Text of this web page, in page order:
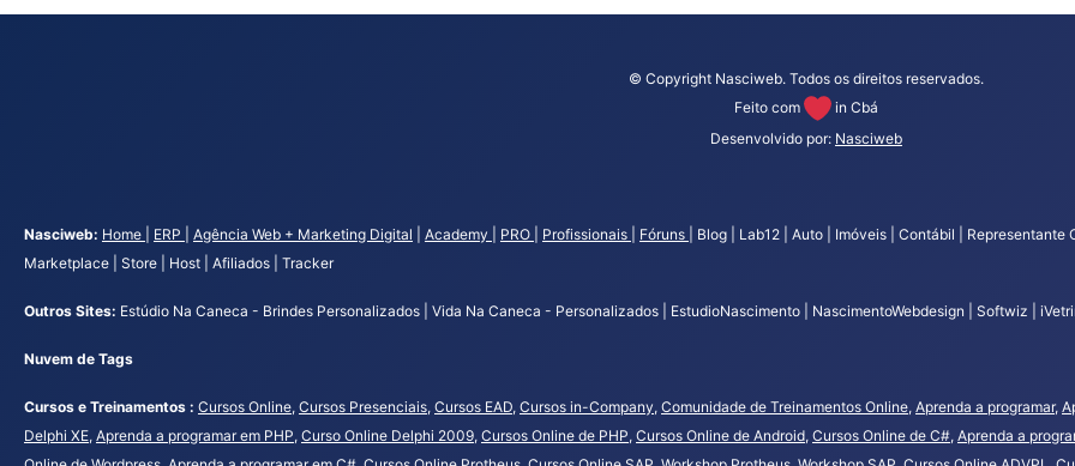
© Copyright Nasciweb. Todos os direitos reservados.
Feito com
in Cbá
Desenvolvido por: Nasciweb
Nasciweb: Home ERP Agência Web + Marketing Digital Academy PRO Profissionais Fóruns
| Blog | Lab12 | Auto | Imóveis | Contábil |
Marketplace | Store | Host | Afiliados | Tracker
Outros Sites: Estúdio Na Caneca - Brindes Personalizados | Vida Na Caneca - Personalizados | EstudioNascimento | NascimentoWebdesign | Softwiz |
Nuvem de Tags
Cursos e Treinamentos : Cursos Online, Cursos Presenciais, Cursos EAD, Cursos in-Company, Comunidade de Treinamentos Online, Aprenda a programar,
Delphi XE, Aprenda a programar em PHP, Curso Online Delphi 2009, Cursos Online de PHP, Cursos Online de Android, Cursos Online de C#, Aprenda a